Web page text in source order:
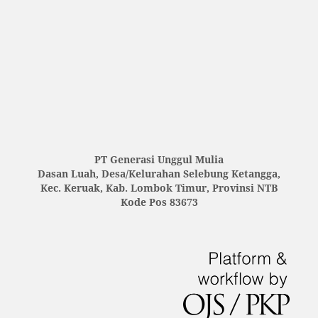
PT Generasi Unggul Mulia
Dasan Luah, Desa/Kelurahan Selebung Ketangga,
Kec. Keruak, Kab. Lombok Timur, Provinsi NTB
Kode Pos 83673